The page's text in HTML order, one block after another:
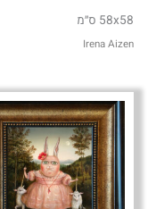
58x58 ס״מ
Irena Aizen